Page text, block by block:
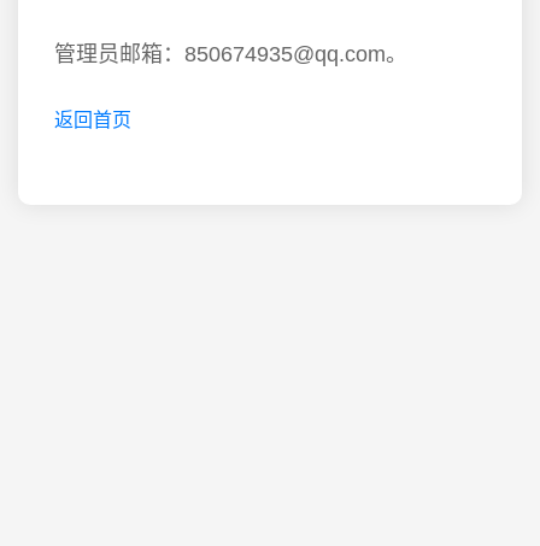
管理员邮箱：850674935@qq.com。
返回首页